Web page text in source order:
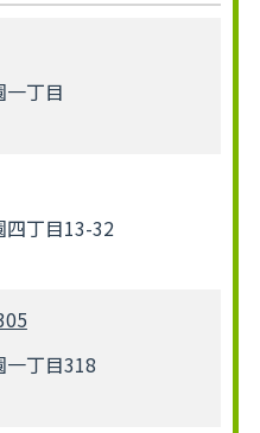
丁目
四丁目13-32
丁目318